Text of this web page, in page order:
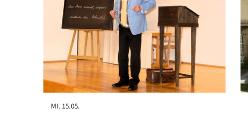
MI. 15.05.